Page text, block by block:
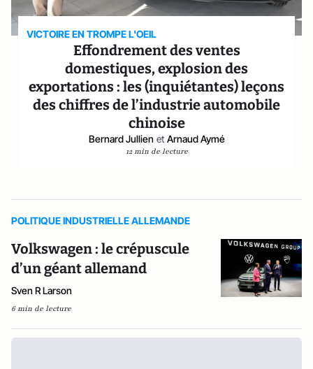
VICTOIRE EN TROMPE L'OEIL
Effondrement des ventes
domestiques, explosion des
exportations : les (inquiétantes) leçons
des chiffres de l’industrie automobile
chinoise
Bernard Jullien et Arnaud Aymé
12 min de lecture
POLITIQUE INDUSTRIELLE ALLEMANDE
Volkswagen : le crépuscule
d’un géant allemand
Sven R Larson
6 min de lecture